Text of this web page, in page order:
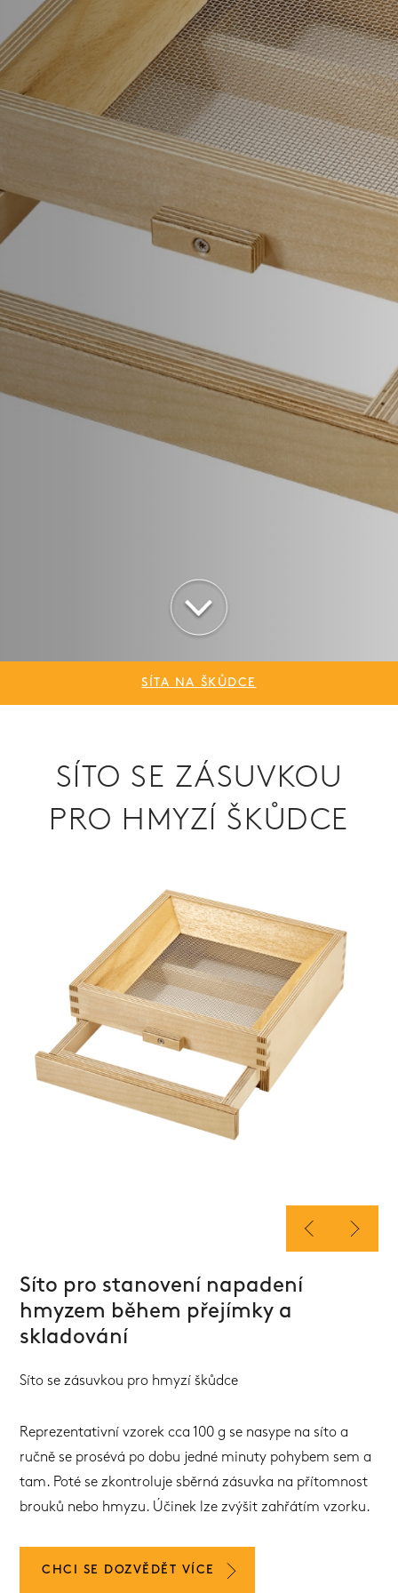
SÍTA NA ŠKŮDCE
SÍTO SE ZÁSUVKOU
PRO HMYZÍ ŠKŮDCE
Síto pro stanovení napadení
hmyzem během přejímky a
skladování
Síto se zásuvkou pro hmyzí škůdce
Reprezentativní vzorek cca 100 g se nasype na síto a
ručně se prosévá po dobu jedné minuty pohybem sem a
tam. Poté se zkontroluje sběrná zásuvka na přítomnost
brouků nebo hmyzu. Účinek lze zvýšit zahřátím vzorku.
CHCI SE DOZVĚDĚT VÍCE